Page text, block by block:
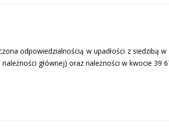
odpowiedzialnością w upadłości z siedzibą
głównej) oraz należności w kwocie 39